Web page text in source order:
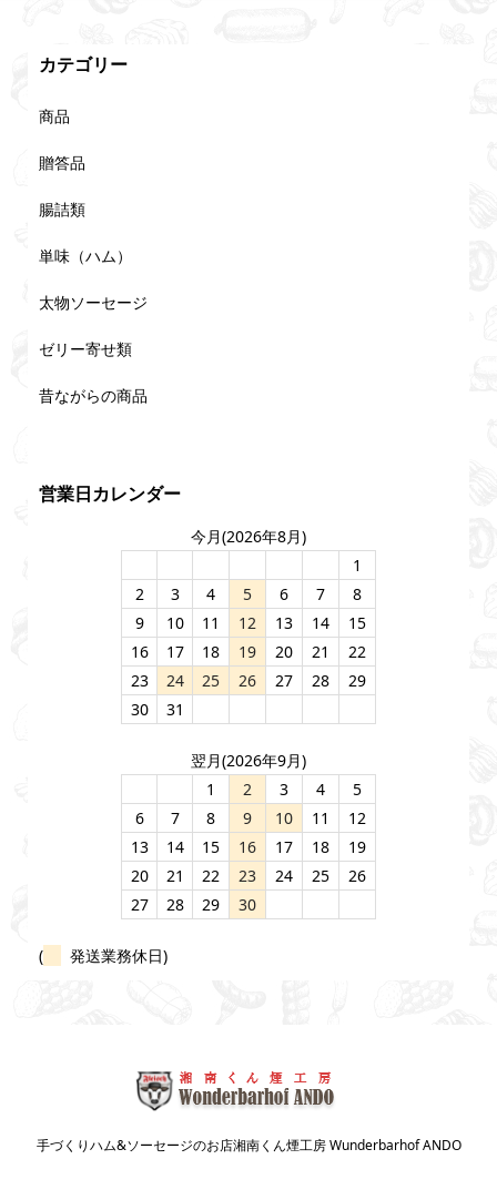
カテゴリー
商品
贈答品
腸詰類
単味（ハム）
太物ソーセージ
ゼリー寄せ類
昔ながらの商品
営業日カレンダー
今月(2026年8月)
1
2
3 4 5 6 7
8
9
10 11 12 13 14
15
16
17 18 19 20 21
22
23
24 25 26 27 28
29
30
31
翌月(2026年9月)
1
2 3 4
5
6
7 8 9 10 11
12
13
14 15 16 17 18
19
20
21 22 23 24 25
26
27
28 29 30
( 発送業務休日)
手づくりハム&ソーセージのお店湘南くん煙工房 Wunderbarhof ANDO